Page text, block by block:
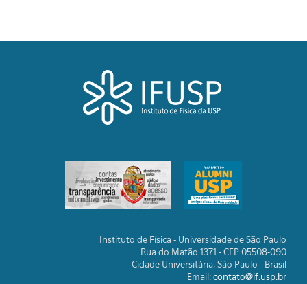
Instituto de Física - Universidade de São Paulo
Rua do Matão 1371 - CEP 05508-090
Cidade Universitária, São Paulo - Brasil
Email:contato@if.usp.br